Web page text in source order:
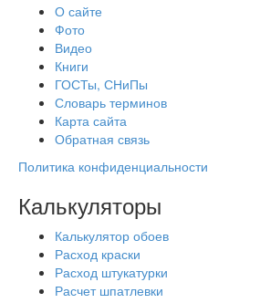
О сайте
Фото
Видео
Книги
ГОСТы, СНиПы
Словарь терминов
Карта сайта
Обратная связь
Политика конфиденциальности
Калькуляторы
Калькулятор обоев
Расход краски
Расход штукатурки
Расчет шпатлевки